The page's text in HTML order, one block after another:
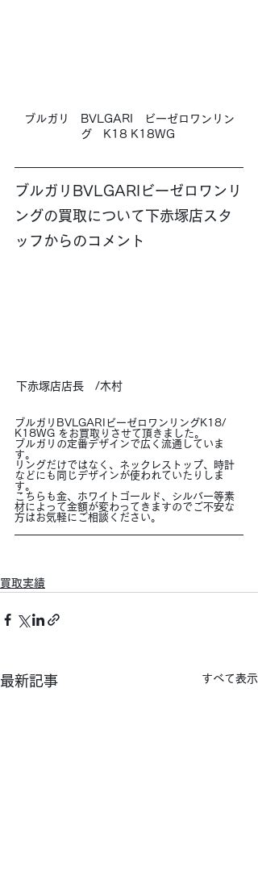
ブルガリ　BVLGARI　ビーゼロワンリン
グ　K18 K18WG
ブルガリBVLGARIビーゼロワンリ
ングの買取について下赤塚店スタ
ッフからのコメント
下赤塚店店長　/木村
ブルガリBVLGARIビーゼロワンリングK18/
K18WG をお買取りさせて頂きました。
ブルガリの定番デザインで広く流通していま
す。
リングだけではなく、ネックレストップ、時計
などにも同じデザインが使われていたりしま
す。
こちらも金、ホワイトゴールド、シルバー等素
材によって金額が変わってきますのでご不安な
方はお気軽にご相談ください。
買取実績
最新記事 すべて表示